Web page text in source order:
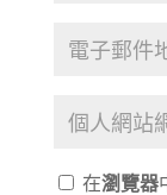
在瀏覽器